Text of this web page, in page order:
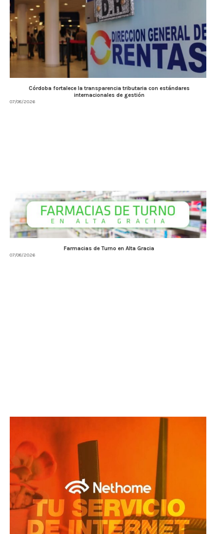
Córdoba fortalece la transparencia tributaria con estándares
internacionales de gestión
07/08/2026
Farmacias de Turno en Alta Gracia
07/08/2026